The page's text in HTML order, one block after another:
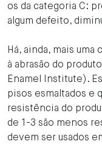
os da categoria C:
algum defeito,
Há, ainda, mais
à abrasão do
Enamel Institute).
pisos esmaltados e
resistência do
de 1-3 são menos
devem ser usados